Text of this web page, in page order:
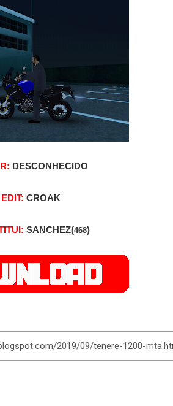
DESCONHECIDO
EDIT: CROAK
SANCHEZ(468)
2019/09/tenere-1200-